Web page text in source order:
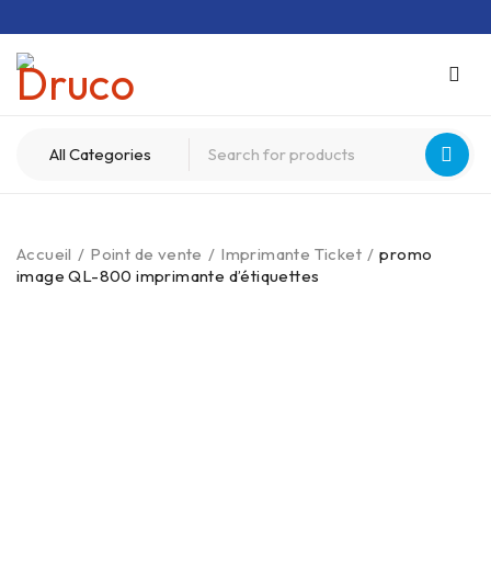
Accueil / Point de vente / Imprimante Ticket / promo
image QL-800 imprimante d’étiquettes